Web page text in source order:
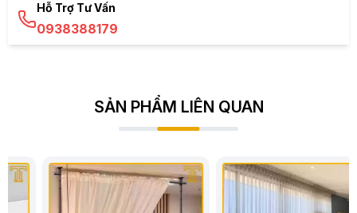
Hỗ Trợ Tư Vấn
0938388179
SẢN PHẨM LIÊN QUAN